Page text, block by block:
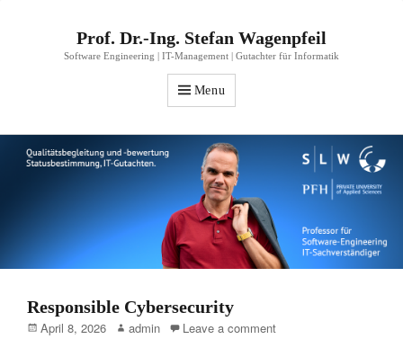
Prof. Dr.-Ing. Stefan Wagenpfeil
Software Engineering | IT-Management | Gutachter für Informatik
Menu
Responsible Cybersecurity
Posted
April 8, 2026 Author
admin Leave a comment